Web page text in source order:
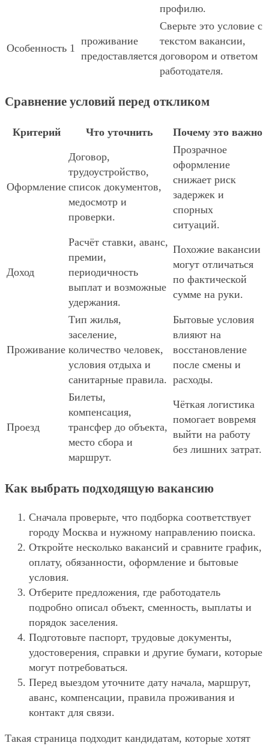
профилю.
Особенность 1
проживание
предоставляется
Сверьте это условие с
текстом вакансии,
договором и ответом
работодателя.
Сравнение условий перед откликом
Критерий Что уточнить Почему это важно
Оформление
Договор,
трудоустройство,
список документов,
медосмотр и
проверки.
Прозрачное
оформление
снижает риск
задержек и
спорных
ситуаций.
Доход
Расчёт ставки, аванс,
премии,
периодичность
выплат и возможные
удержания.
Похожие вакансии
могут отличаться
по фактической
сумме на руки.
Проживание
Тип жилья,
заселение,
количество человек,
условия отдыха и
санитарные правила.
Бытовые условия
влияют на
восстановление
после смены и
расходы.
Проезд
Билеты,
компенсация,
трансфер до объекта,
место сбора и
маршрут.
Чёткая логистика
помогает вовремя
выйти на работу
без лишних затрат.
Как выбрать подходящую вакансию
Сначала проверьте, что подборка соответствует
городу Москва и нужному направлению поиска.
Откройте несколько вакансий и сравните график,
оплату, обязанности, оформление и бытовые
условия.
Отберите предложения, где работодатель
подробно описал объект, сменность, выплаты и
порядок заселения.
Подготовьте паспорт, трудовые документы,
удостоверения, справки и другие бумаги, которые
могут потребоваться.
Перед выездом уточните дату начала, маршрут,
аванс, компенсации, правила проживания и
контакт для связи.
Такая страница подходит кандидатам, которые хотят